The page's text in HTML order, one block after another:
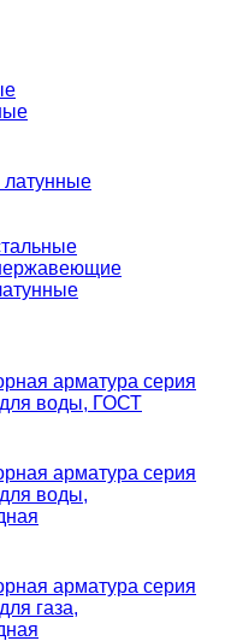
арматура серия
воды, ГОСТ
арматура серия
воды,
арматура серия
газа,